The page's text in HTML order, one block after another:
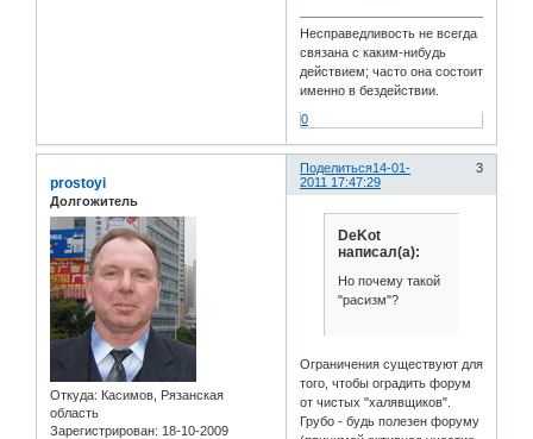
Несправедливость не всегда
связана с каким-нибудь
действием; часто она состоит
именно в бездействии.
0
Поделиться 3
14-01-
2011 17:47:29
prostoyi
Долгожитель
Откуда: Касимов, Рязанская
область
Зарегистрирован: 18-10-2009
DeKot
написал(а):
Но почему такой
"расизм"?
Ограничения существуют для
того, чтобы оградить форум
от чистых "халявщиков".
Грубо - будь полезен форуму